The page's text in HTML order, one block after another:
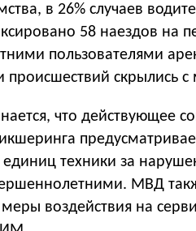
в 26% случаев
58 наездов на
пользователями
происшествий скрылись
что действующее
единиц техники за
МВД
воздействия на